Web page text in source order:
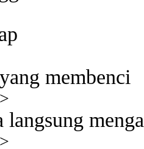
membenci
>
langsung
>